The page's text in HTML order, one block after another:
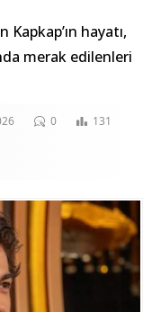
hayatı,
merak edilenleri
0 131